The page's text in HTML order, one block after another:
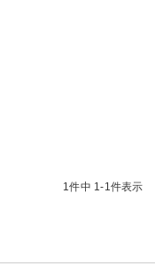
1件中 1-1 件表示